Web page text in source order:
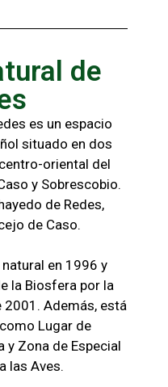
de
es un espacio
situado en dos
oriental del
y Sobrescobio.
de Redes,
de Caso.
en 1996 y
la Biosfera por la
2001. Además, está
Lugar de
y Zona de Especial
las Aves.